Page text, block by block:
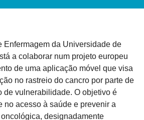
Enfermagem da Universidade de
a colaborar num projeto europeu
de uma aplicação móvel que visa
no rastreio do cancro por parte de
de vulnerabilidade. O objetivo é
no acesso à saúde e prevenir a